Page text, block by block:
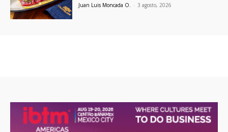
Juan Luis Moncada O. - 3 agosto, 2026